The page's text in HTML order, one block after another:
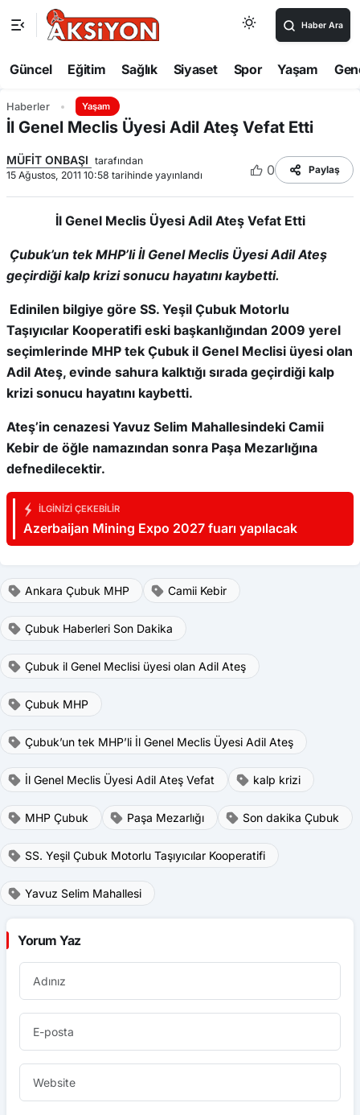
Haber Ara
Güncel Eğitim Sağlık Siyaset Spor Yaşam
Haberler Yaşam
İl Genel Meclis Üyesi Adil Ateş Vefat Etti
MÜFİT ONBAŞI tarafından
15 Ağustos, 2011 10:58 tarihinde yayınlandı
0 Paylaş
İl Genel Meclis Üyesi Adil Ateş Vefat Etti
Çubuk’un tek MHP’li İl Genel Meclis Üyesi Adil Ateş
geçirdiği kalp krizi sonucu hayatını kaybetti.
Edinilen bilgiye göre SS. Yeşil Çubuk Motorlu
Taşıyıcılar Kooperatifi eski başkanlığından 2009 yerel
seçimlerinde MHP tek Çubuk il Genel Meclisi üyesi olan
Adil Ateş, evinde sahura kalktığı sırada geçirdiği kalp
krizi sonucu hayatını kaybetti.
Ateş’in cenazesi Yavuz Selim Mahallesindeki Camii
Kebir de öğle namazından sonra Paşa Mezarlığına
defnedilecektir.
İLGINIZI ÇEKEBILIR
Azerbaijan Mining Expo 2027 fuarı yapılacak
Ankara Çubuk MHP Camii Kebir
Çubuk Haberleri Son Dakika
Çubuk il Genel Meclisi üyesi olan Adil Ateş
Çubuk MHP
Çubuk’un tek MHP’li İl Genel Meclis Üyesi Adil Ateş
İl Genel Meclis Üyesi Adil Ateş Vefat kalp krizi
MHP Çubuk Paşa Mezarlığı Son dakika Çubuk
SS. Yeşil Çubuk Motorlu Taşıyıcılar Kooperatifi
Yavuz Selim Mahallesi
Yorum Yaz